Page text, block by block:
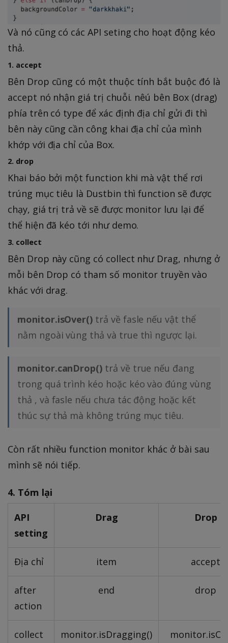
Và nó cũng có các API seting cho hoạt động kéo
thả.
1. accept
Bên Drop cũng có một thuộc tính bắt buộc đó là
accept nó nhận giá trị chuỗi. nêú bên Box (drag)
phía trên có type để xác định địa chỉ gửi đi thì
bên này cũng cần công khai địa chỉ của mình
khớp với địa chỉ của Box.
2. drop
Khai báo bởi một function khi mà vật thể rơi
trúng mục tiêu là Dustbin thì function sẽ được
chạy, giá trị trả về sẽ được monitor lưu lại để
thể hiện đã kéo tới như demo.
3. collect
Bên Drop này cũng có collect như Drag, nhưng ở
mỗi bên Drop có tham số monitor truyền vào
khác với drag.
monitor.isOver() trả về fasle nếu vật thể
nằm ngoài vùng thả và true thì ngược lại.
monitor.canDrop() trả về true nếu đang
trong quá trình kéo hoặc kéo vào đúng vùng
thả , và fasle nếu chưa tác động hoặc kết
thúc sự thả mà không trúng mục tiêu.
Còn rất nhiều function monitor khác ở bài sau
mình sẽ nói tiếp.
4. Tóm lại
API
setting
Drag Drop
Địa chỉ item accept
after
action
end drop
collect monitor.isDragging()